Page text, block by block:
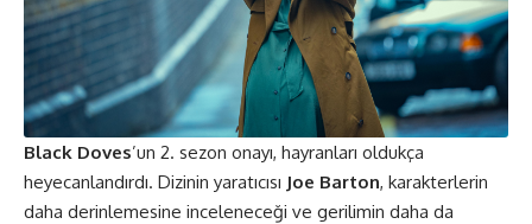
Black Doves’un 2. sezon onayı, hayranları oldukça
heyecanlandırdı. Dizinin yaratıcısı Joe Barton, karakterlerin
daha derinlemesine inceleneceği ve gerilimin daha da